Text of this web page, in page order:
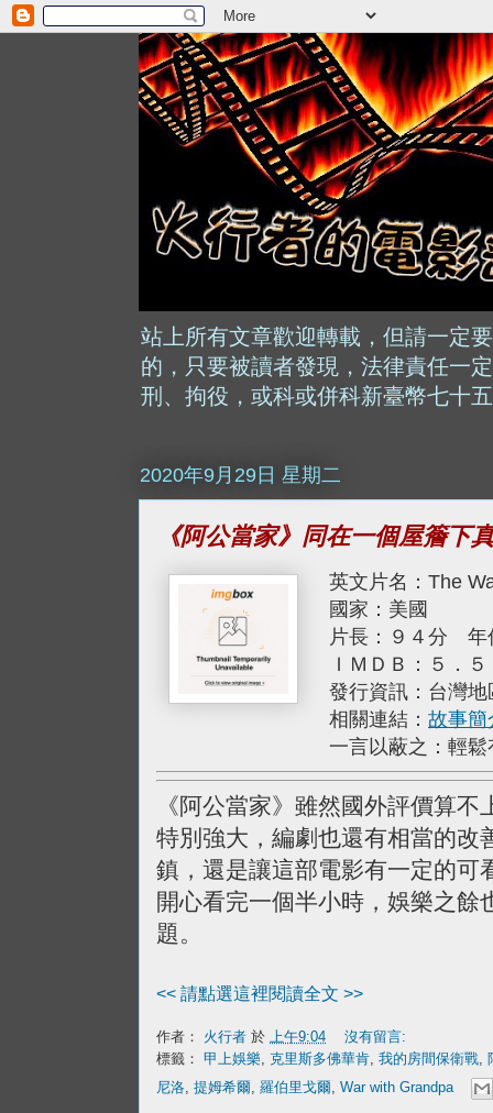
站上所有文章歡迎轉載，但請一定
的，只要被讀者發現，法律責任一
刑、拘役，或科或併科新臺幣七十
2020年9月29日 星期二
《阿公當家》同在一個屋簷下
英文片名：The
國家：美國
片長：９４分 年
ＩＭＤＢ：５．
發行資訊：台灣
相關連結： 故事簡
一言以蔽之：輕
《阿公當家》雖然國外評價算
特別強大，編劇也還有相當的改
鎮，還是讓這部電影有一定的可
開心看完一個半小時，娛樂之餘
題。
<< 請點選這裡閱讀全文 >>
作者： 火行者 於 上午9:04
沒有留言:
標籤： 甲上娛樂, 克里斯多佛華肯, 我的房間保衛戰,
尼洛 提姆希爾 羅伯里戈爾 War with Grandpa